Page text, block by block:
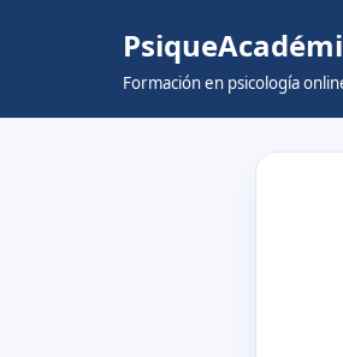
Formación en psicología